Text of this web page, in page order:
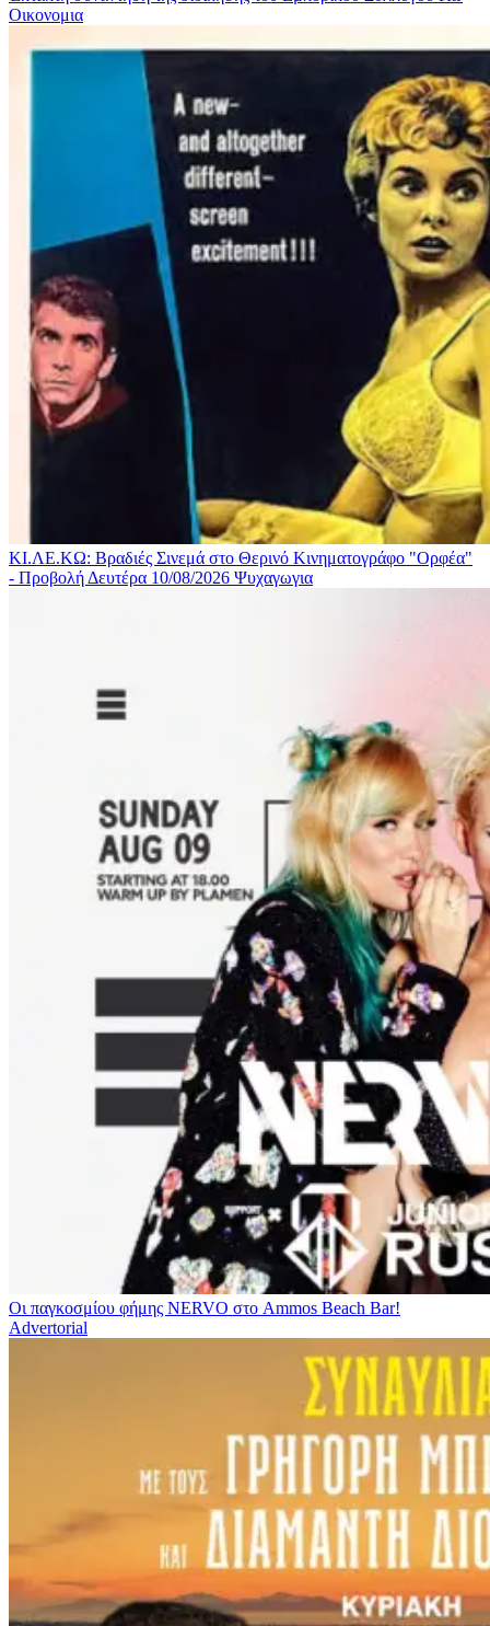
Οικονομια
ΚΙ.ΛΕ.ΚΩ: Βραδιές Σινεμά στο Θερινό Κινηματογράφο "Ορφέα"
- Προβολή Δευτέρα 10/08/2026 Ψυχαγωγια
Οι παγκοσμίου φήμης NERVO στο Ammos Beach Bar!
Advertorial